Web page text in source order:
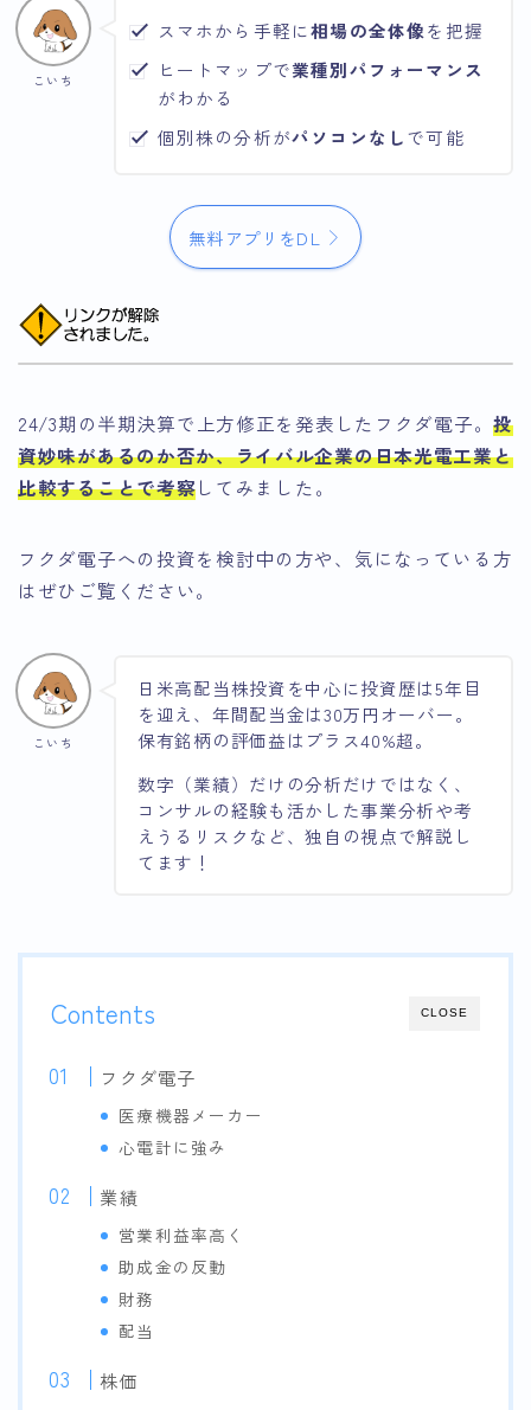
こいち
スマホから手軽に相場の全体像を把握
ヒートマップで業種別パフォーマンス
がわかる
個別株の分析がパソコンなしで可能
無料アプリをDL
24/3期の半期決算で上方修正を発表したフクダ電子。投
資妙味があるのか否か、ライバル企業の日本光電工業と
比較することで考察してみました。
フクダ電子への投資を検討中の方や、気になっている方
はぜひご覧ください。
こいち
日米高配当株投資を中心に投資歴は5年目
を迎え、年間配当金は30万円オーバー。
保有銘柄の評価益はプラス40%超。
数字（業績）だけの分析だけではなく、
コンサルの経験も活かした事業分析や考
えうるリスクなど、独自の視点で解説し
てます！
CLOSE
Contents
フクダ電子
医療機器メーカー
心電計に強み
業績
営業利益率高く
助成金の反動
財務
配当
株価